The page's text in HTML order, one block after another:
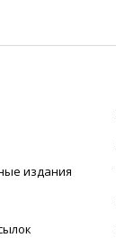
издания